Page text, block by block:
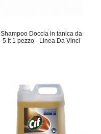
Shampoo Doccia in tanica da
5 lt 1 pezzo - Linea Da Vinci